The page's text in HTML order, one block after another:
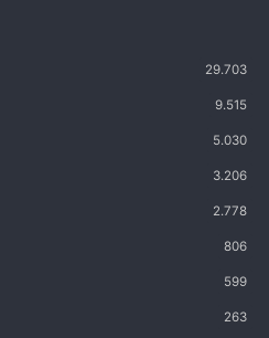
29.703
9.515
5.030
3.206
2.778
806
599
263